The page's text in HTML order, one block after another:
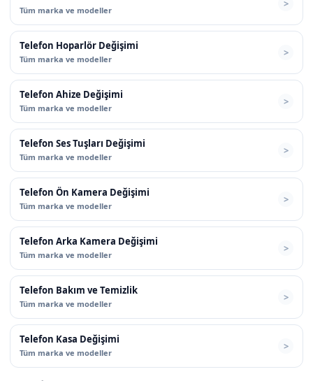
Tüm marka ve modeller
Telefon Hoparlör Değişimi
Tüm marka ve modeller
Telefon Ahize Değişimi
Tüm marka ve modeller
Telefon Ses Tuşları Değişimi
Tüm marka ve modeller
Telefon Ön Kamera Değişimi
Tüm marka ve modeller
Telefon Arka Kamera Değişimi
Tüm marka ve modeller
Telefon Bakım ve Temizlik
Tüm marka ve modeller
Telefon Kasa Değişimi
Tüm marka ve modeller